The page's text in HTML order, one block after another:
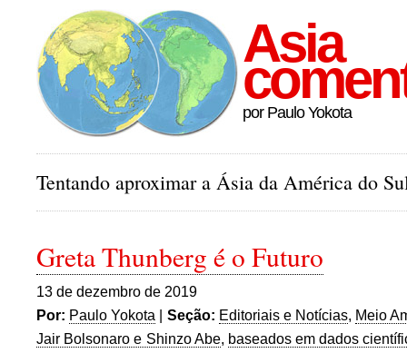
Asia
por Paulo Yokota
Tentando aproximar a Ásia da América do
Greta Thunberg é o Futuro
13 de dezembro de 2019
Por: Paulo Yokota | Seção: Editoriais e Notícias, Meio
Jair Bolsonaro e Shinzo Abe, baseados em dados